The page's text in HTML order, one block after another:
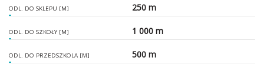
ODL. DO SKLEPU [M] 250 m
ODL. DO SZKOŁY [M] 1 000 m
ODL. DO PRZEDSZKOLA [M] 500 m